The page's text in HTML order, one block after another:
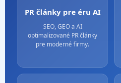
PR články pre éru AI
SEO, GEO a AI
optimalizované PR články
pre moderné firmy.